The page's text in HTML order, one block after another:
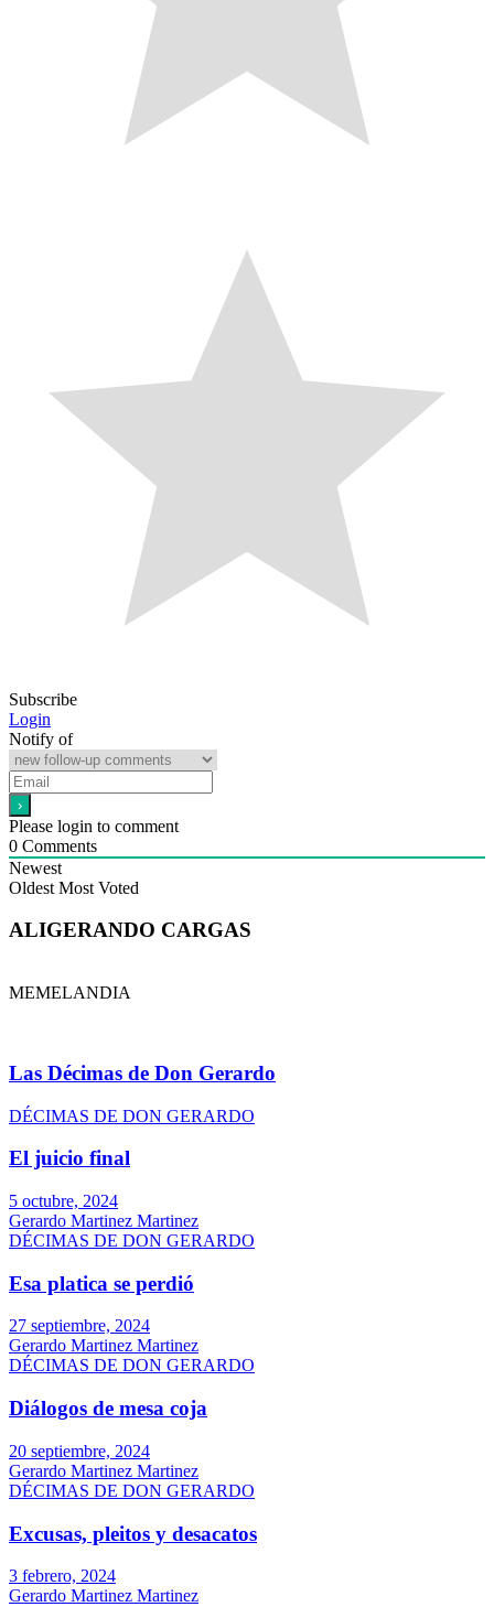
Subscribe
Login
Notify of
Please login to comment
0 Comments
Newest
Oldest Most Voted
ALIGERANDO CARGAS
MEMELANDIA
Las Décimas de Don Gerardo
DÉCIMAS DE DON GERARDO
El juicio final
5 octubre, 2024
Gerardo Martinez Martinez
DÉCIMAS DE DON GERARDO
Esa platica se perdió
27 septiembre, 2024
Gerardo Martinez Martinez
DÉCIMAS DE DON GERARDO
Diálogos de mesa coja
20 septiembre, 2024
Gerardo Martinez Martinez
DÉCIMAS DE DON GERARDO
Excusas, pleitos y desacatos
3 febrero, 2024
Gerardo Martinez Martinez